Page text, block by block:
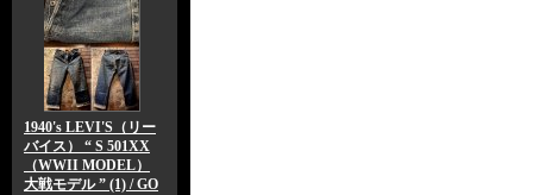
1940's LEVI'S（リー
バイス） “ S 501XX
（WWII MODEL）
大戦モデル ” (1) / GO